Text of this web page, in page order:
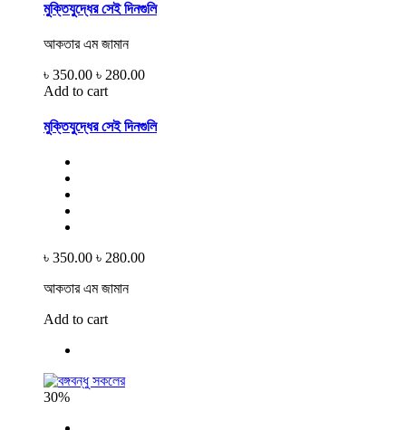
মুক্তিযুদ্ধের সেই দিনগুলি
আকতার এম জামান
৳ 350.00 ৳ 280.00
Add to cart
মুক্তিযুদ্ধের সেই দিনগুলি
৳ 350.00 ৳ 280.00
আকতার এম জামান
Add to cart
30%